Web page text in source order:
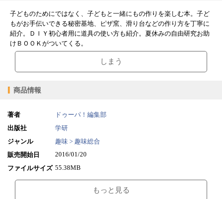
子どものためにではなく、子どもと一緒にもの作りを楽しむ本。子ど
もがお手伝いできる秘密基地、ピザ窯、滑り台などの作り方を丁寧に
紹介。ＤＩＹ初心者用に道具の使い方も紹介。夏休みの自由研究お助
けＢＯＯＫがついてくる。
しまう
商品情報
著者
ドゥーパ！編集部
出版社
学研
ジャンル
趣味 > 趣味総合
販売開始日
2016/01/20
ファイルサイズ 55.38MB
ファイル形式
epub
もっと見る